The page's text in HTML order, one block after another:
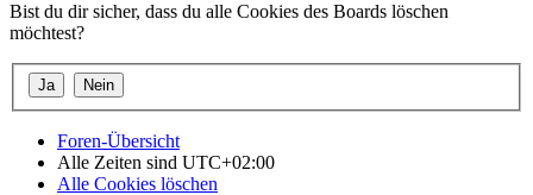
Bist du dir sicher, dass du alle Cookies des Boards löschen
möchtest?
Foren-Übersicht
Alle Zeiten sind UTC+02:00
Alle Cookies löschen